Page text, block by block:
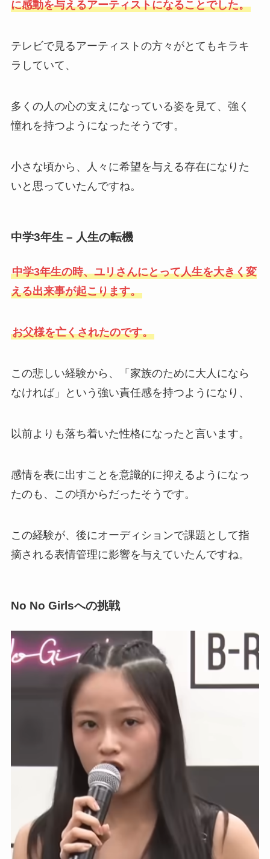
に感動を与えるアーティストになることでした。
テレビで見るアーティストの方々がとてもキラキ
ラしていて、
多くの人の心の支えになっている姿を見て、強く
憧れを持つようになったそうです。
小さな頃から、人々に希望を与える存在になりた
いと思っていたんですね。
中学3年生 – 人生の転機
中学3年生の時、ユリさんにとって人生を大きく変
える出来事が起こります。
お父様を亡くされたのです。
この悲しい経験から、「家族のために大人になら
なければ」という強い責任感を持つようになり、
以前よりも落ち着いた性格になったと言います。
感情を表に出すことを意識的に抑えるようになっ
たのも、この頃からだったそうです。
この経験が、後にオーディションで課題として指
摘される表情管理に影響を与えていたんですね。
No No Girlsへの挑戦